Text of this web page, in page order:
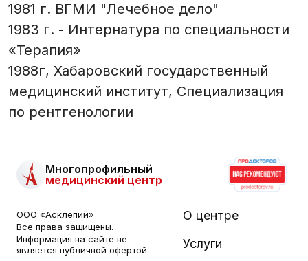
1981 г. ВГМИ "Лечебное дело"
1983 г. - Интернатура по специальности
«Терапия»
1988г, Хабаровский государственный
медицинский институт, Специализация
по рентгенологии
Многопрофильный
медицинский центр
ООО «Асклепий»
Все права защищены.
Информация на сайте не
является публичной офертой.
О центре
Услуги